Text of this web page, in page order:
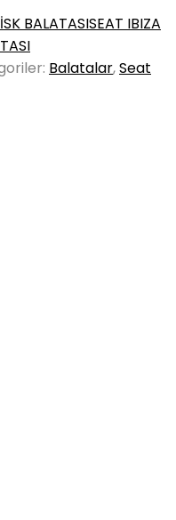
BALATASISEAT IBIZA
Balatalar,Seat